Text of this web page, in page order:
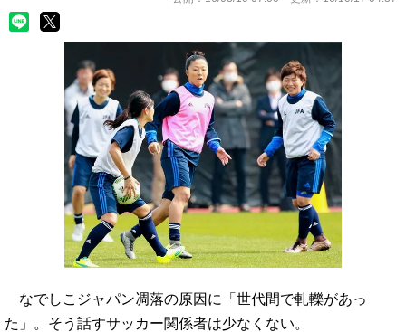
なでしこジャパン凋落の原因に「世代間で軋轢があっ
た」。そう話すサッカー関係者は少なくない。